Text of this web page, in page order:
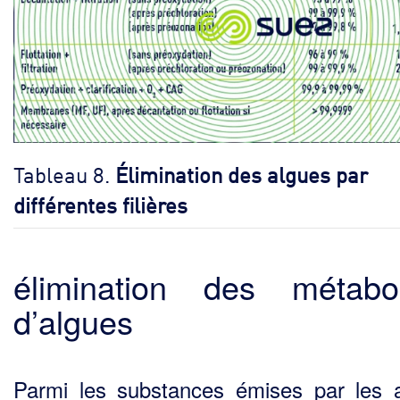
Tableau 8. Élimination des algues par
différentes filières
élimination des
d’algues
Parmi les substances émises par les